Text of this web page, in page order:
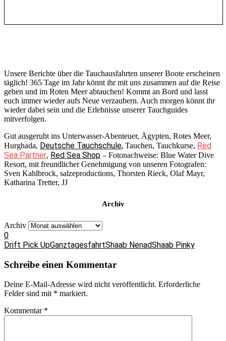
Unsere Berichte über die Tauchausfahrten unserer Boote erscheinen
täglich! 365 Tage im Jahr könnt ihr mit uns zusammen auf die Reise
gehen und im Roten Meer abtauchen! Kommt an Bord und lasst
euch immer wieder aufs Neue verzaubern. Auch morgen könnt ihr
wieder dabei sein und die Erlebnisse unserer Tauchguides
mitverfolgen.
Gut ausgeruht ins Unterwasser-Abenteuer, Ägypten, Rotes Meer,
Hurghada, Deutsche Tauchschule, Tauchen, Tauchkurse, Red
Sea Partner, Red Sea Shop – Fotonachweise: Blue Water Dive
Resort, mit freundlicher Genehmigung von unseren Fotografen:
Sven Kahlbrock, salzeproductions, Thorsten Rieck, Olaf Mayr,
Katharina Tretter, JJ
Archiv
Archiv
0
Drift Pick UpGanztagesfahrtShaab NenadShaab Pinky
Schreibe einen Kommentar
Deine E-Mail-Adresse wird nicht veröffentlicht. Erforderliche
Felder sind mit * markiert.
Kommentar *